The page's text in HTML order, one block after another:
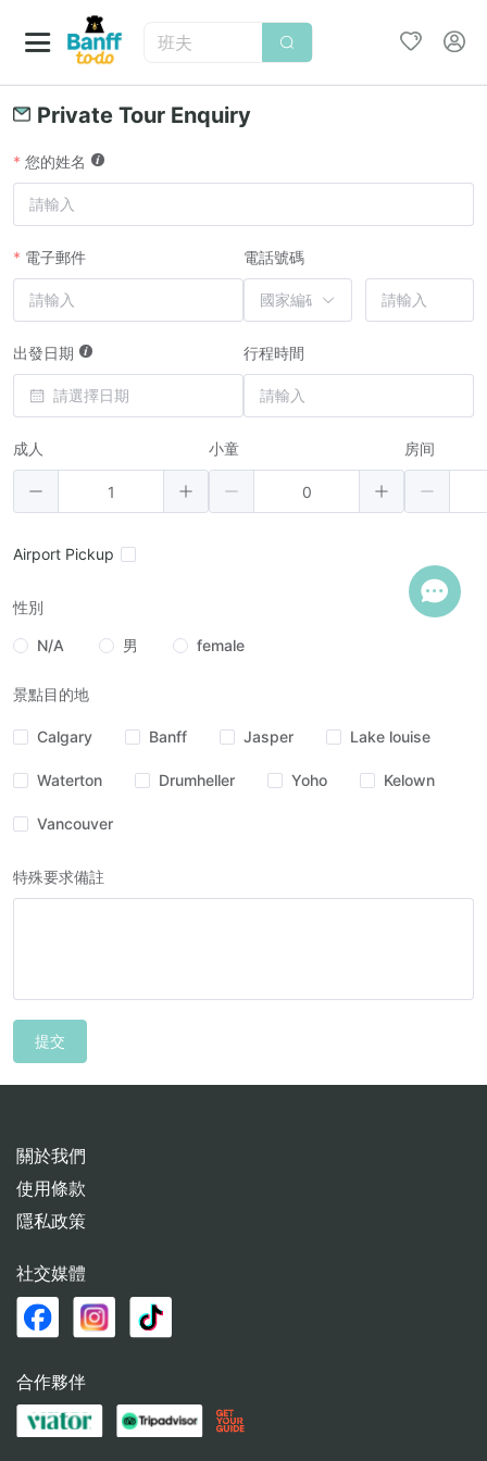
班夫
Private Tour Enquiry
您的姓名
電子郵件 電話號碼
出發日期 行程時間
成人 小童 房间
Airport Pickup
性別
N/A 男 female
景點目的地
Calgary Banff Jasper Lake louise
Waterton Drumheller Yoho Kelown
Vancouver
特殊要求備註
提交
關於我們
使用條款
隱私政策
社交媒體
合作夥伴